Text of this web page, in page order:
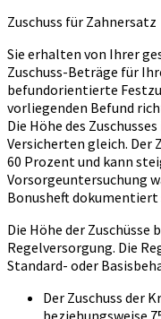
Zuschuss für Zahnersatz
Sie erhalten von Ihrer
Zuschuss-Beträge für
befundorientierte
vorliegenden Befund
Die Höhe des
Versicherten gleich. Der
60 Prozent und kann
Vorsorgeuntersuchung
Bonusheft dokumentiert
Die Höhe der Zuschüsse
Regelversorgung. Die
Standard- oder
Der Zuschuss der